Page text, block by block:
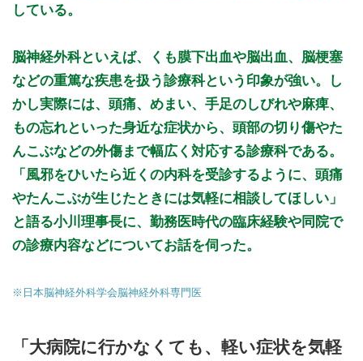
している。
脳神経外科といえば、くも膜下出血や脳出血、脳梗塞
などの重篤な疾患を扱う診療科という印象が強い。し
かし実際には、頭痛、めまい、手足のしびれや麻痺、
もの忘れといった身近な症状から、頭部の切り傷やた
んこぶなどの外傷まで幅広く対応する診療科である。
「風邪をひいたら近くの内科を受診するように、頭痛
やたんこぶが生じたときには気軽に相談してほしい」
と語る小川理事長に、勤務医時代の臨床経験や同院で
の診療内容などについてお話を伺った。
※日本脳神経外科学会脳神経外科専門医
「大病院に行かなくても、軽い症状を気軽